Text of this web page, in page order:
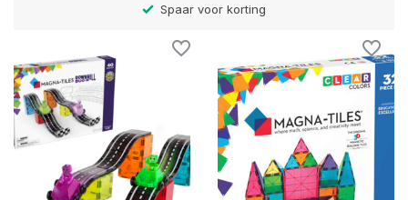
Spaar voor korting